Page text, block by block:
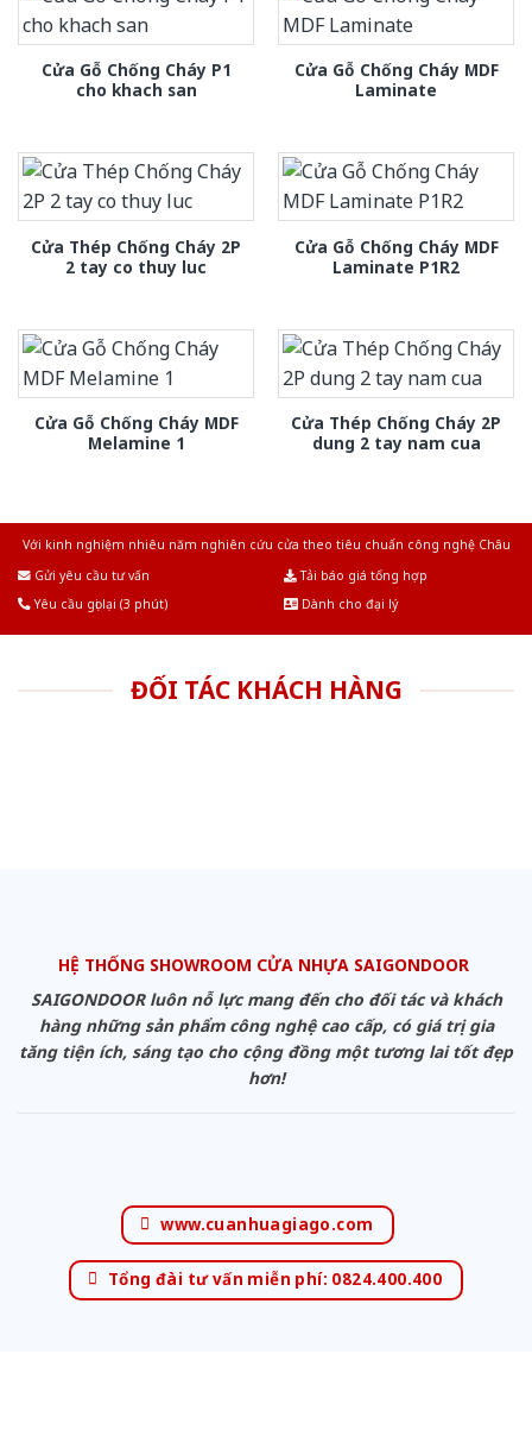
Cửa Gỗ Chống Cháy P1
cho khach san
Cửa Gỗ Chống Cháy MDF
Laminate
Cửa Thép Chống Cháy 2P
2 tay co thuy luc
Cửa Gỗ Chống Cháy MDF
Laminate P1R2
Cửa Gỗ Chống Cháy MDF
Melamine 1
Cửa Thép Chống Cháy 2P
dung 2 tay nam cua
Với kinh nghiệm nhiêu năm nghiên cứu cửa theo tiêu chuẩn công nghệ Châu
Gửi yêu cầu tư vấn
Tải báo giá tổng hợp
Yêu cầu gọi lại (3 phút)
Dành cho đại lý
ĐỐI TÁC KHÁCH HÀNG
HỆ THỐNG SHOWROOM CỬA NHỰA SAIGONDOOR
SAIGONDOOR luôn nỗ lực mang đến cho đối tác và khách
hàng những sản phẩm công nghệ cao cấp, có giá trị gia
tăng tiện ích, sáng tạo cho cộng đồng một tương lai tốt đẹp
hơn!
www.cuanhuagiago.com
Tổng đài tư vấn miễn phí: 0824.400.400